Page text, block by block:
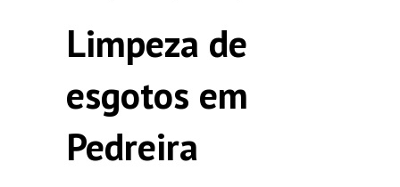
Limpeza de
esgotos em
Pedreira